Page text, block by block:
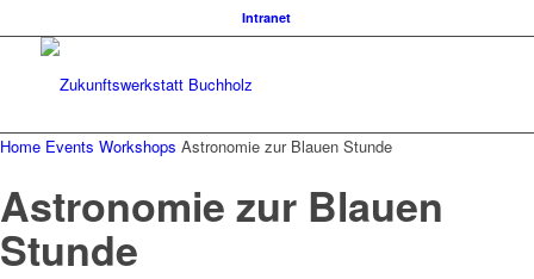
Intranet
Home Events Workshops Astronomie zur Blauen Stunde
Astronomie zur Blauen
Stunde